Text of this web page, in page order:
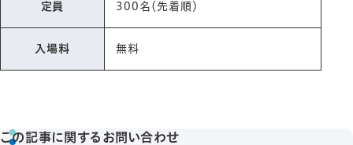
定員 300名（先着順）
入場料 無料
この記事に関するお問い合わせ